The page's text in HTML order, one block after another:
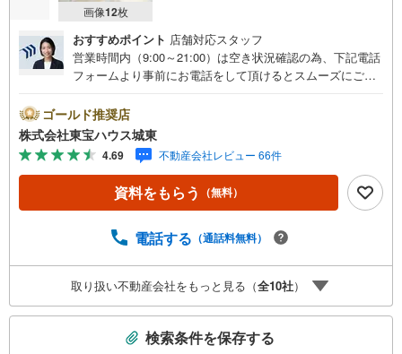
画像12枚
おすすめポイント 店舗対応スタッフ
営業時間内（9:00～21:00）は空き状況確認の為、下記電話
フォームより事前にお電話をして頂けるとスムーズにご案
カレンダーの作成▽ご購入後もお客様の人生のパートナー
として暮らしの「安心」を守り続けます。【Yahoo！ 不動
産キャンペーン対象店舗】当店で物件を成約するとPayPay
ボーナスライトがもらえる「Yahoo！ 不動産 物件ご成約キ
ャンペーン」の対象になります。「資料をもらう」「見学
予約をする」ボタンからお問い合わせください。※必ずYah
スライトは出金と譲渡はできません。ご案内・詳細な資料
時受け付けております！■頭金0円からのご購入可能です■
（諸費用もOK）お気軽にお問い合わせください。
ゴールド推奨店
株式会社東宝ハウス城東
4.69 不動産会社レビュー 66件
資料をもらう （無料）
電話する （通話料無料）
取り扱い不動産会社をもっと見る（全10社）
検索条件を保存する